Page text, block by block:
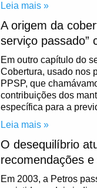
Leia mais »
A origem da
serviço passado”
Em outro capítulo do
Cobertura, usado nos
PPSP, que
contribuições dos
específica para a
Leia mais »
O desequilíbrio
recomendações
Em 2003, a Petros